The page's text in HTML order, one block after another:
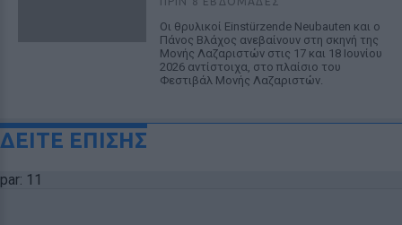
Οι θρυλικοί Einstürzende Neubauten και ο
Πάνος Βλάχος ανεβαίνουν στη σκηνή της
Μονής Λαζαριστών στις 17 και 18 Ιουνίου
2026 αντίστοιχα, στο πλαίσιο του
Φεστιβάλ Μονής Λαζαριστών.
ΔΕΙΤΕ ΕΠΙΣΗΣ
par: 11